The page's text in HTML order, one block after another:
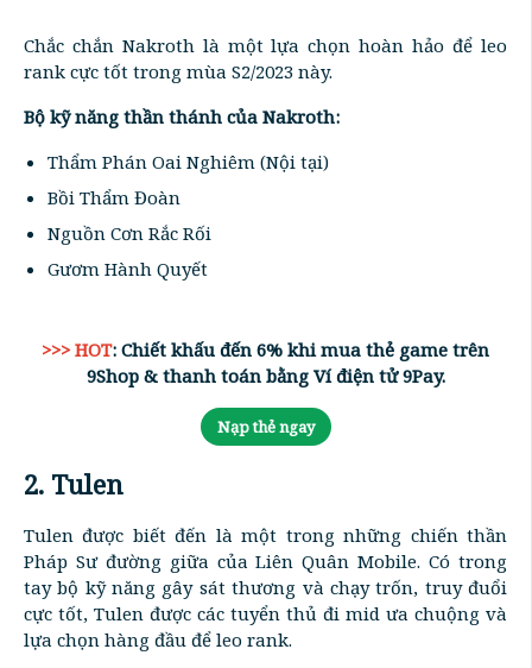
Chắc chắn Nakroth là một lựa chọn hoàn hảo để leo
rank cực tốt trong mùa S2/2023 này.
Bộ kỹ năng thần thánh của Nakroth:
Thẩm Phán Oai Nghiêm (Nội tại)
Bồi Thẩm Đoàn
Nguồn Cơn Rắc Rối
Gươm Hành Quyết
>>> HOT: Chiết khấu đến 6% khi mua thẻ game trên
9Shop & thanh toán bằng Ví điện tử 9Pay.
Nạp thẻ ngay
2. Tulen
Tulen được biết đến là một trong những chiến thần
Pháp Sư đường giữa của Liên Quân Mobile. Có trong
tay bộ kỹ năng gây sát thương và chạy trốn, truy đuổi
cực tốt, Tulen được các tuyển thủ đi mid ưa chuộng và
lựa chọn hàng đầu để leo rank.